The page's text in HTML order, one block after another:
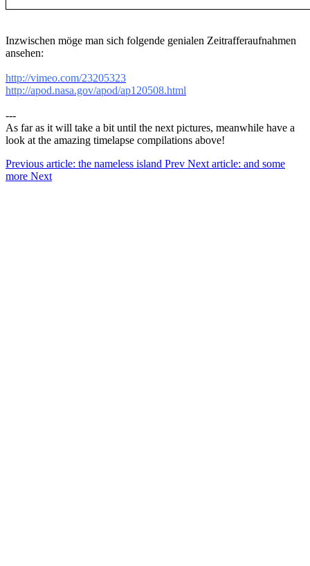
Inzwischen möge man sich folgende genialen Zeitrafferaufnahmen
ansehen:
http://vimeo.com/23205323
http://apod.nasa.gov/apod/ap120508.html
---
As far as it will take a bit until the next pictures, meanwhile have a
look at the amazing timelapse compilations above!
Previous article: the nameless island Prev Next article: and some
more Next